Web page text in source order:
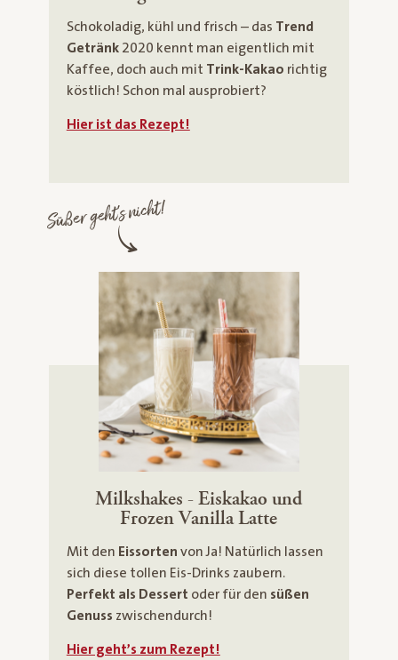
Schokoladig, kühl und frisch – das Trend
Getränk2020 kennt man eigentlich mit
Kaffee, doch auch mit Trink-Kakao richtig
köstlich! Schon mal ausprobiert?
Hier ist das Rezept!
Süßer geht's nicht!
Milkshakes - Eiskakao und
Frozen Vanilla Latte
Mit den Eissorten von Ja! Natürlich lassen
sich diese tollen Eis-Drinks zaubern.
Perfekt als Dessert oder für den süßen
Genuss zwischendurch!
Hier geht’s zum Rezept!